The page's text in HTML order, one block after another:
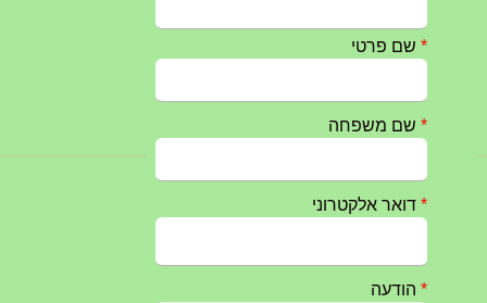
מופע הגבעטרון ב 10.10.2024 נדחה בשל המצב הבטחוני
חרבות ברזל – הודעה 1 – 14.10.2023